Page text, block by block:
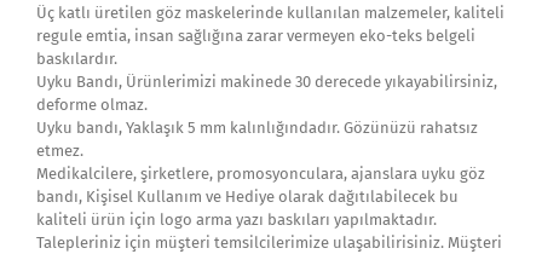
Üç katlı üretilen göz maskelerinde kullanılan malzemeler, kaliteli
regule emtia, insan sağlığına zarar vermeyen eko-teks belgeli
baskılardır.
Uyku Bandı, Ürünlerimizi makinede 30 derecede yıkayabilirsiniz,
deforme olmaz.
Uyku bandı, Yaklaşık 5 mm kalınlığındadır. Gözünüzü rahatsız
etmez.
Medikalcilere, şirketlere, promosyonculara, ajanslara uyku göz
bandı, Kişisel Kullanım ve Hediye olarak dağıtılabilecek bu
kaliteli ürün için logo arma yazı baskıları yapılmaktadır.
Talepleriniz için müşteri temsilcilerimize ulaşabilirisiniz. Müşteri